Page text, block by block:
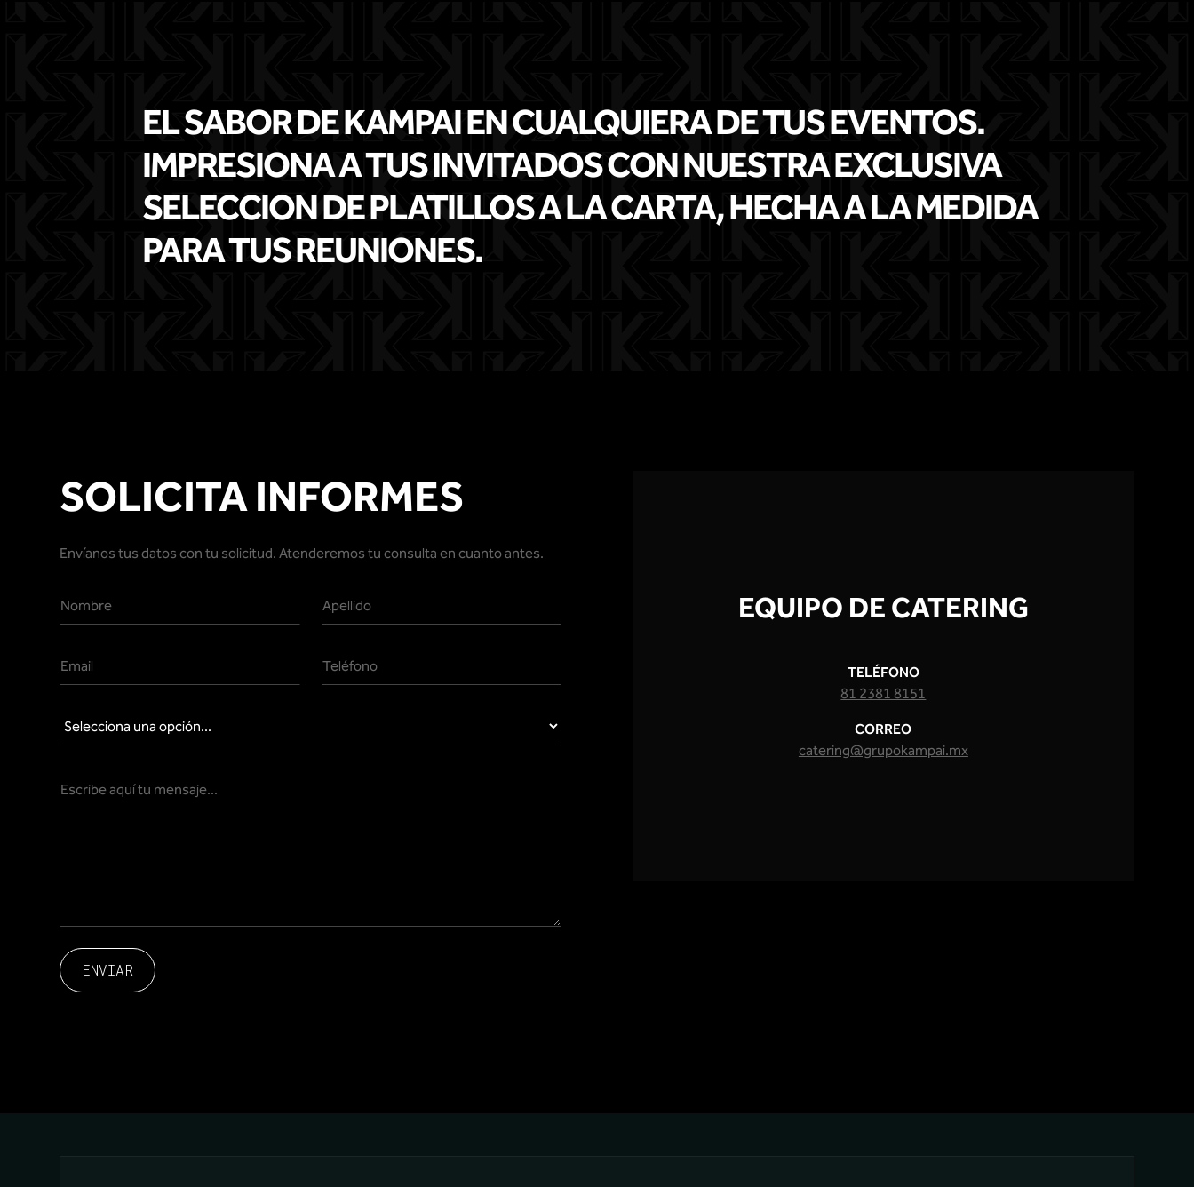
EL SABOR DE KAMPAI EN CUALQUIERA DE TUS EVENTOS.
IMPRESIONA A TUS INVITADOS CON NUESTRA EXCLUSIVA
SELECCION DE PLATILLOS A LA CARTA, HECHA A LA MEDIDA
PARA TUS REUNIONES.
SOLICITA INFORMES
Envíanos tus datos con tu solicitud. Atenderemos tu consulta en cuanto antes.
EQUIPO DE CATERING
TELÉFONO
81 2381 8151
CORREO
catering@grupokampai.mx